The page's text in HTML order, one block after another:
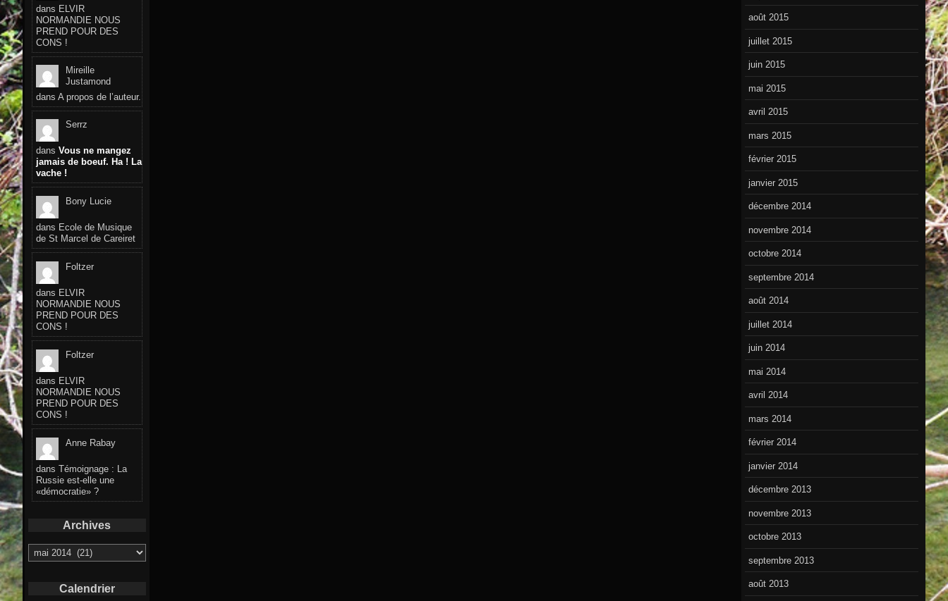
août 2015
juillet 2015
juin 2015
mai 2015
avril 2015
mars 2015
février 2015
janvier 2015
décembre 2014
novembre 2014
octobre 2014
septembre 2014
août 2014
juillet 2014
juin 2014
mai 2014
avril 2014
mars 2014
février 2014
janvier 2014
décembre 2013
novembre 2013
octobre 2013
septembre 2013
août 2013
dans ELVIR
NORMANDIE NOUS
PREND POUR DES
CONS !
Mireille
Justamond
dans A propos de l’auteur.
Serrz
dans Vous ne mangez
jamais de boeuf. Ha ! La
vache !
Bony Lucie
dans Ecole de Musique
de St Marcel de Careiret
Foltzer
dans ELVIR
NORMANDIE NOUS
PREND POUR DES
CONS !
Foltzer
dans ELVIR
NORMANDIE NOUS
PREND POUR DES
CONS !
Anne Rabay
dans Témoignage : La
Russie est-elle une
«démocratie» ?
Archives
Archives
Calendrier